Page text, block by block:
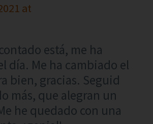
at
está, me ha
día. Me ha cambiado el
bien, gracias. Seguid
más, que alegran un
he quedado con una